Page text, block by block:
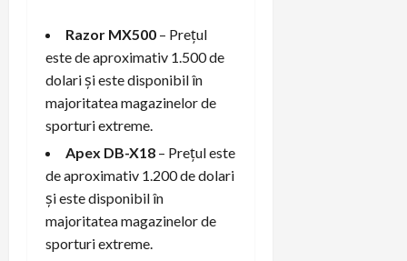
Razor MX500 – Prețul
este de aproximativ 1.500 de
dolari și este disponibil în
majoritatea magazinelor de
sporturi extreme.
Apex DB-X18 – Prețul este
de aproximativ 1.200 de dolari
și este disponibil în
majoritatea magazinelor de
sporturi extreme.